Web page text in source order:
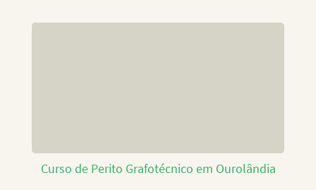
Curso de Perito Grafotécnico em Ourolândia